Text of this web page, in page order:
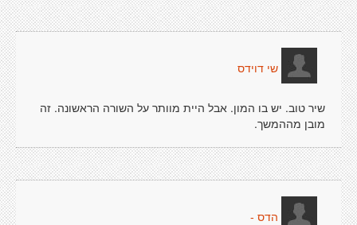
שי דוידס
שיר טוב. יש בו המון. אבל היית מוותר על השורה הראשונה. זה
מובן מההמשך.
הדס -